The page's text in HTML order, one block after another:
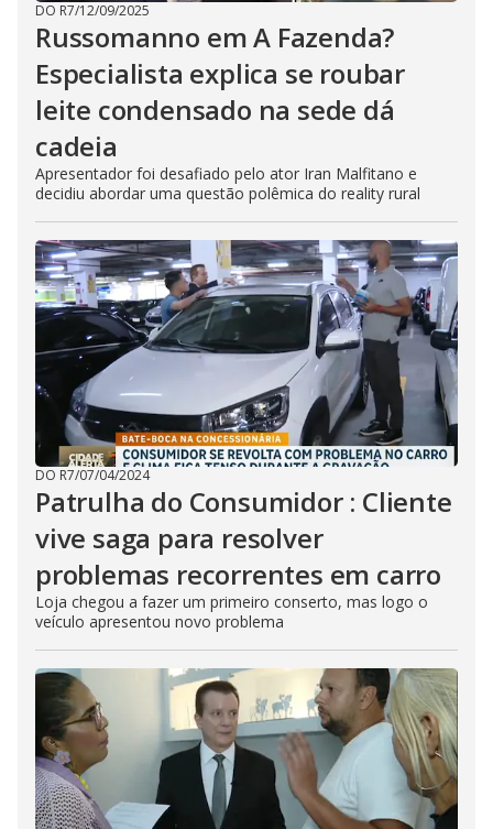
DO R7/12/09/2025
Russomanno em A Fazenda?
Especialista explica se roubar
leite condensado na sede dá
cadeia
Apresentador foi desafiado pelo ator Iran Malfitano e
decidiu abordar uma questão polêmica do reality rural
DO R7/07/04/2024
Patrulha do Consumidor : Cliente
vive saga para resolver
problemas recorrentes em carro
Loja chegou a fazer um primeiro conserto, mas logo o
veículo apresentou novo problema